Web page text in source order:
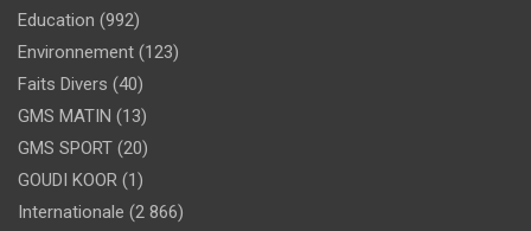
Education (992)
Environnement (123)
Faits Divers (40)
GMS MATIN (13)
GMS SPORT (20)
GOUDI KOOR (1)
Internationale (2 866)